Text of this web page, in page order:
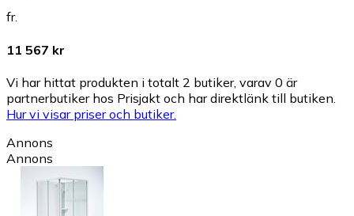
fr.
11 567 kr
Vi har hittat produkten i totalt 2 butiker, varav 0 är
partnerbutiker hos Prisjakt och har direktlänk till butiken.
Hur vi visar priser och butiker.
Annons
Annons